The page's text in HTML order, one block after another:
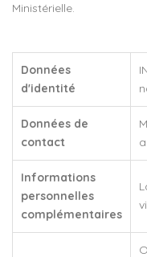
Ministérielle.
Données
d'identité
Données de
contact
Informations
personnelles
complémentaires